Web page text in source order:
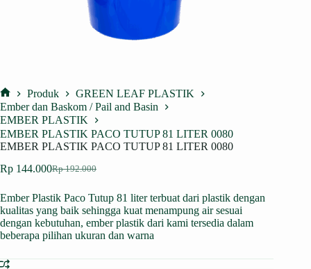
Home
Produk
GREEN LEAF PLASTIK
Ember dan Baskom / Pail and Basin
EMBER PLASTIK
EMBER PLASTIK PACO TUTUP 81 LITER 0080
EMBER PLASTIK PACO TUTUP 81 LITER 0080
Rp192.000
Harga
adalah:
Rp 192.000.
Rp 144.000Harga
ini
adalah:
Rp 144.000.
Ember Plastik Paco Tutup 81 liter terbuat dari plastik dengan
kualitas yang baik sehingga kuat menampung air sesuai
dengan kebutuhan, ember plastik dari kami tersedia dalam
beberapa pilihan ukuran dan warna